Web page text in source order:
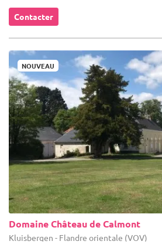
Contacter
NOUVEAU
Domaine Château de Calmont
Kluisbergen - Flandre orientale (VOV)